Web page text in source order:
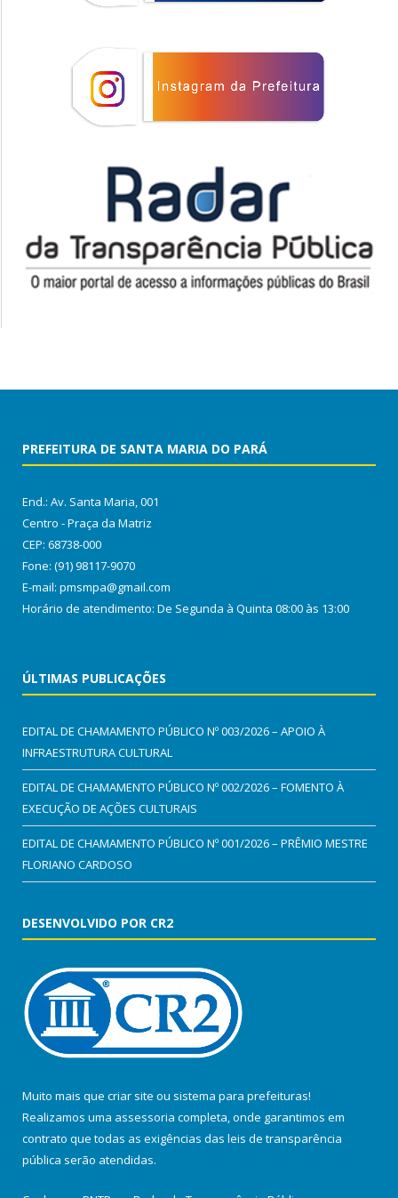
PREFEITURA DE SANTA MARIA DO PARÁ
End.: Av. Santa Maria, 001
Centro - Praça da Matriz
CEP: 68738-000
Fone: (91) 98117-9070
E-mail: pmsmpa@gmail.com
Horário de atendimento: De Segunda à Quinta 08:00 às 13:00
ÚLTIMAS PUBLICAÇÕES
EDITAL DE CHAMAMENTO PÚBLICO Nº 003/2026 – APOIO À
INFRAESTRUTURA CULTURAL
EDITAL DE CHAMAMENTO PÚBLICO Nº 002/2026 – FOMENTO À
EXECUÇÃO DE AÇÕES CULTURAIS
EDITAL DE CHAMAMENTO PÚBLICO Nº 001/2026 – PRÊMIO MESTRE
FLORIANO CARDOSO
DESENVOLVIDO POR CR2
Muito mais que criar site ou sistema para prefeituras!
Realizamos uma assessoria completa, onde garantimos em
contrato que todas as exigências das leis de transparência
pública serão atendidas.